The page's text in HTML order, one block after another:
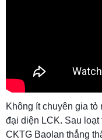
Không ít chuyên gia
đại diện LCK. Sau
CKTG Baolan thẳng